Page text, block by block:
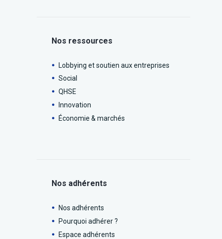
Nos ressources
Lobbying et soutien aux entreprises
Social
QHSE
Innovation
Économie & marchés
Nos adhérents
Nos adhérents
Pourquoi adhérer ?
Espace adhérents